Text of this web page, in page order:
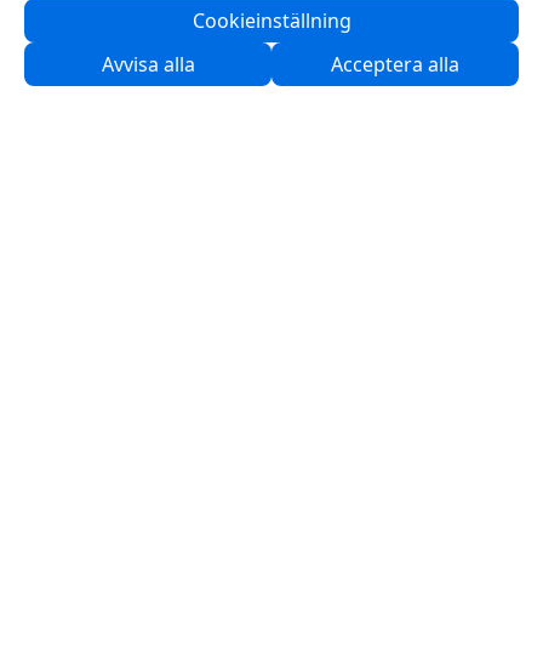
Cookieinställning
Avvisa alla
Acceptera alla
Kontakta oss